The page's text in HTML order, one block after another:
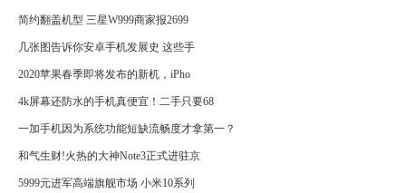
简约翻盖机型 三星W999商家报2699
几张图告诉你安卓手机发展史 这些手
2020苹果春季即将发布的新机，iPho
4k屏幕还防水的手机真便宜！二手只要68
一加手机因为系统功能短缺流畅度才拿第一？
和气生财!火热的大神Note3正式进驻京
5999元进军高端旗舰市场 小米10系列